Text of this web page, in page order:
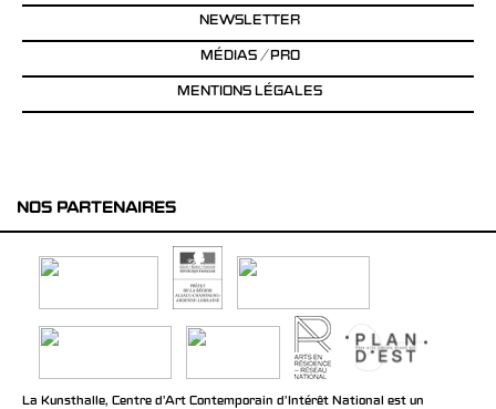
NEWSLETTER
MÉDIAS / PRO
MENTIONS LÉGALES
NOS PARTENAIRES
La Kunsthalle, Centre d’Art Contemporain d’Intérêt National est un